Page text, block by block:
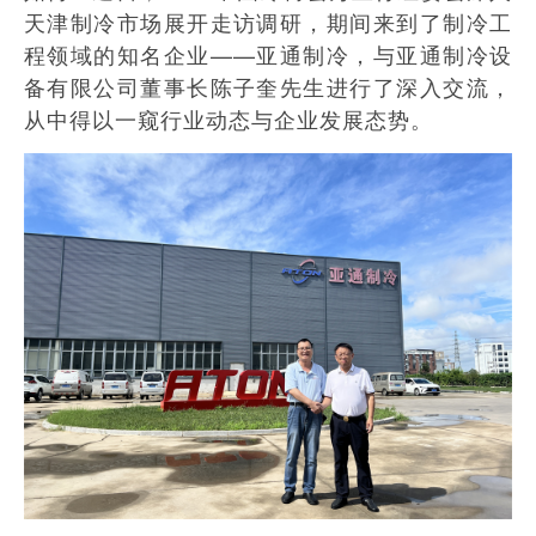
天津制冷市场展开走访调研，期间来到了制冷工
程领域的知名企业——亚通制冷，与亚通制冷设
备有限公司董事长陈子奎先生进行了深入交流，
从中得以一窥行业动态与企业发展态势。